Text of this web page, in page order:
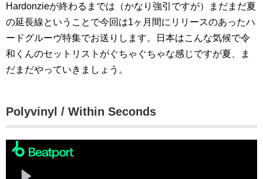
Hardonzieが終わるまでは（かなり強引ですが）まだまだ夏
の延長線ということで今回は1ヶ月間にリリースのあったハ
ードグルーヴ特集でお送りします。日本はこんな気候で令
和くんのセットリストがぐちゃぐちゃな感じですが夏、ま
だまだやっていきましょう。
Polyvinyl / Within Seconds